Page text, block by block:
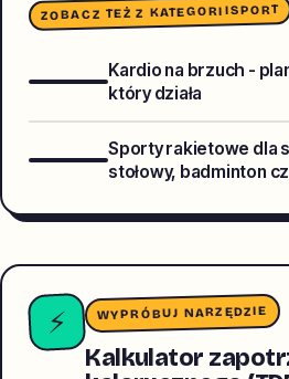
ZOBACZ TEŻ Z KATEGORIISPORT
Kardio na brzuch -
który działa
Sporty rakietowe dla
stołowy, badminton
⚡ WYPRÓBUJ NARZĘDZIE
Kalkulator